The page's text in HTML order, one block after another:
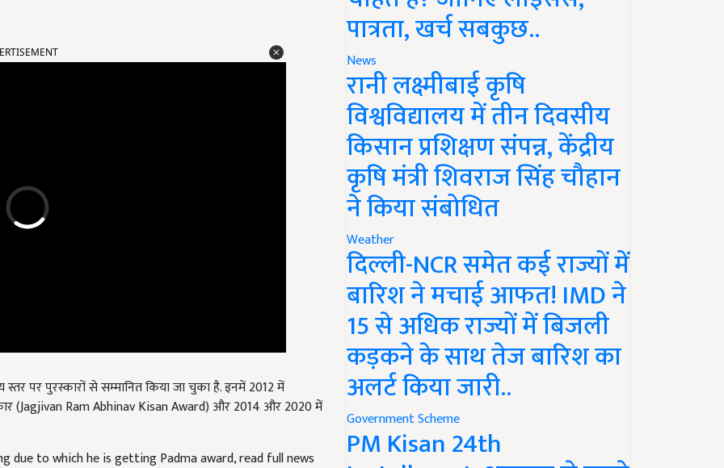
(Jagjivan Ram Abhinav Kisan Award) और 2014 और 2020 में
पात्रता, खर्च सबकुछ..
News
रानी लक्ष्मीबाई कृषि
विश्वविद्यालय में तीन दिवसीय
किसान प्रशिक्षण संपन्न, केंद्रीय
कृषि मंत्री शिवराज सिंह चौहान
ने किया संबोधित
Weather
दिल्ली-NCR समेत कई राज्यों में
बारिश ने मचाई आफत! IMD ने
15 से अधिक राज्यों में बिजली
कड़कने के साथ तेज बारिश का
अलर्ट किया जारी..
Government Scheme
PM Kisan 24th